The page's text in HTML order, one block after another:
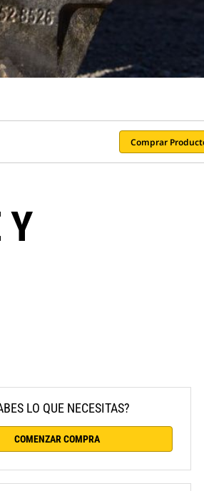
Comprar
Y
LO QUE NECESITAS?
COMENZAR COMPRA